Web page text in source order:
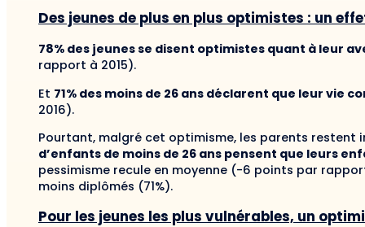
Des jeunes de plus en plus optimistes : un
78% des jeunes se disent optimistes quant à leur
rapport à 2015).
Et 71% des moins de 26 ans déclarent que leur vie
2016).
Pourtant, malgré cet optimisme, les parents restent
d’enfants de moins de 26 ans pensent que leurs
pessimisme recule en moyenne (-6 points par
moins diplômés (71%).
Pour les jeunes les plus vulnérables, un